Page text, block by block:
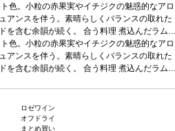
色。小粒の赤果実やイチジクの魅惑的なアロ
アンスを伴う。素晴らしくバランスの取れた
を含む余韻が続く。 合う料理 煮込んだラム
ロースト肉などと好相性葡萄品種ネグロア
ンテージが在庫切れの場合、在庫があり価格
ージに変更されます、ご了承ください。
色。小粒の赤果実やイチジクの魅惑的なアロ
アンスを伴う。素晴らしくバランスの取れた
を含む余韻が続く。 合う料理 煮込んだラム
ージに変更されます、ご了承ください。
ロゼワイン
オフドライ
まとめ買い